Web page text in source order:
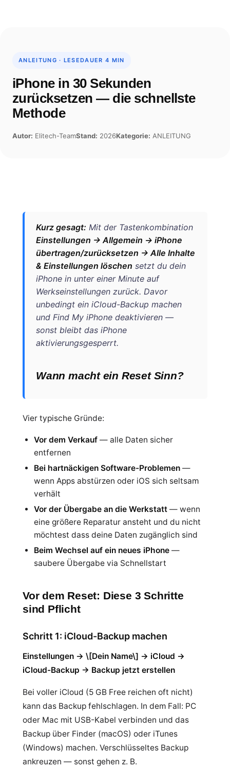
ANLEITUNG · LESEDAUER 4 MIN
iPhone in 30 Sekunden
zurücksetzen — die schnellste
Methode
Autor: Elitech-TeamStand: 2026Kategorie: ANLEITUNG
Kurz gesagt: Mit der Tastenkombination
Einstellungen → Allgemein → iPhone
übertragen/zurücksetzen → Alle Inhalte
& Einstellungen löschen setzt du dein
iPhone in unter einer Minute auf
Werkseinstellungen zurück. Davor
unbedingt ein iCloud-Backup machen
und Find My iPhone deaktivieren —
sonst bleibt das iPhone
aktivierungsgesperrt.
Wann macht ein Reset Sinn?
Vier typische Gründe:
Vor dem Verkauf — alle Daten sicher
entfernen
Bei hartnäckigen Software-Problemen —
wenn Apps abstürzen oder iOS sich seltsam
verhält
Vor der Übergabe an die Werkstatt — wenn
eine größere Reparatur ansteht und du nicht
möchtest dass deine Daten zugänglich sind
Beim Wechsel auf ein neues iPhone —
saubere Übergabe via Schnellstart
Vor dem Reset: Diese 3 Schritte
sind Pflicht
Schritt 1: iCloud-Backup machen
Einstellungen → \[Dein Name\] → iCloud →
iCloud-Backup → Backup jetzt erstellen
Bei voller iCloud (5 GB Free reichen oft nicht)
kann das Backup fehlschlagen. In dem Fall: PC
oder Mac mit USB-Kabel verbinden und das
Backup über Finder (macOS) oder iTunes
(Windows) machen. Verschlüsseltes Backup
ankreuzen — sonst gehen z. B.